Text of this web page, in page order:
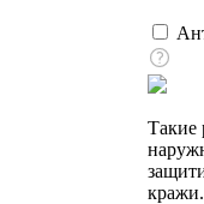
Такие